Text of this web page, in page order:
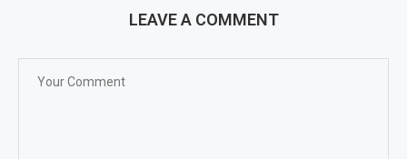
LEAVE A COMMENT